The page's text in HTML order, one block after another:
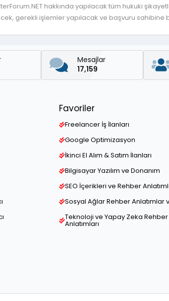
hakkında yapılacak tüm hukuki
gerekli işlemler yapılacak ve başvuru sahibine
Mesajlar
17,159
Favoriler
Freelancer İş İlanları
Google Optimizasyon
İkinci El Alım & Satım İlanları
Bilgisayar Yazılım ve Donanım
SEO İçerikleri ve Rehber
Sosyal Ağlar Rehber Anlatımlar
Teknoloji ve Yapay Zeka Rehber
Anlatımları